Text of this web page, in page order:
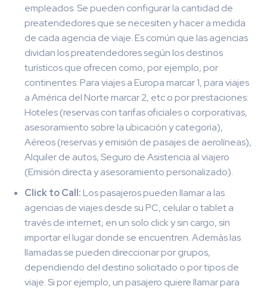
empleados. Se pueden configurar la cantidad de
preatendedores que se necesiten y hacer a medida
de cada agencia de viaje. Es común que las agencias
dividan los preatendedores según los destinos
turísticos que ofrecen como, por ejemplo, por
continentes: Para viajes a Europa marcar 1, para viajes
a América del Norte marcar 2, etc o por prestaciones:
Hoteles (reservas con tarifas oficiales o corporativas,
asesoramiento sobre la ubicación y categoría),
Aéreos (reservas y emisión de pasajes de aerolíneas),
Alquiler de autos, Seguro de Asistencia al viajero
(Emisión directa y asesoramiento personalizado).
Click to Call: Los pasajeros pueden llamar a las
agencias de viajes desde su PC, celular o tablet a
través de internet, en un solo click y sin cargo, sin
importar el lugar donde se encuentren. Además las
llamadas se pueden direccionar por grupos,
dependiendo del destino solicitado o por tipos de
viaje. Si por ejemplo, un pasajero quiere llamar para